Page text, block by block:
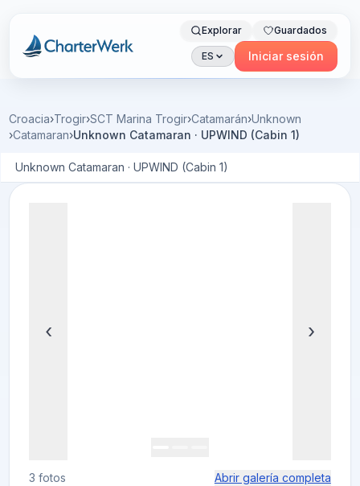
Charterwerk
Explorar Guardados
ES Iniciar sesión
Croacia›Trogir›SCT Marina Trogir›Catamarán›Unknown
›Catamaran›Unknown Catamaran · UPWIND (Cabin 1)
Unknown Catamaran · UPWIND (Cabin 1)
‹ ›
3 fotos Abrir galería completa